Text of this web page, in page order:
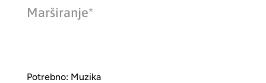
Marširanje*
Potrebno: Muzika